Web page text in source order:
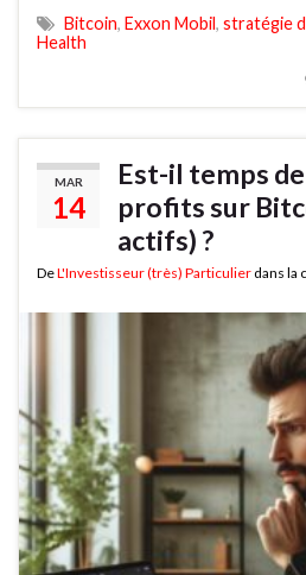
Bitcoin, Exxon Mobil, stratégie
Health
MAR
14
Est-il temps
profits sur
actifs) ?
DeL'Investisseur (très) Particulier dans la